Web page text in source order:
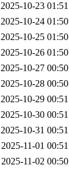
2025-10-23 01:51
2025-10-24 01:50
2025-10-25 01:50
2025-10-26 01:50
2025-10-27 00:50
2025-10-28 00:50
2025-10-29 00:51
2025-10-30 00:51
2025-10-31 00:51
2025-11-01 00:51
2025-11-02 00:50